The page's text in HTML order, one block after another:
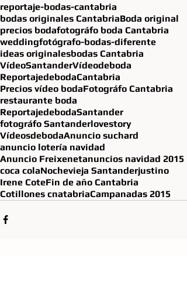
reportaje-bodas-cantabria
bodas originales CantabriaBoda original
precios bodafotográfo boda Cantabria
weddingfotógrafo-bodas-diferente
ideas originalesbodas Cantabria
VídeoSantanderVídeodeboda
ReportajedebodaCantabria
Precios vídeo bodaFotográfo Cantabria
restaurante boda
ReportajedebodaSantander
fotográfo Santanderlovestory
VídeosdebodaAnuncio suchard
anuncio lotería navidad
Anuncio Freixenetanuncios navidad 2015
coca colaNochevieja Santanderjustino
Irene CoteFin de año Cantabria
Cotillones cnatabriaCampanadas 2015